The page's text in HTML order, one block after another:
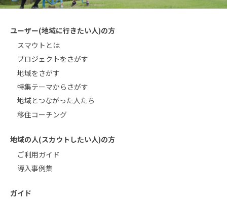
ユーザー(地域に行きたい人)の方
スマウトとは
プロジェクトをさがす
地域をさがす
特集テーマからさがす
地域とつながった人たち
移住コーチング
地域の人(スカウトしたい人)の方
ご利用ガイド
導入事例集
ガイド